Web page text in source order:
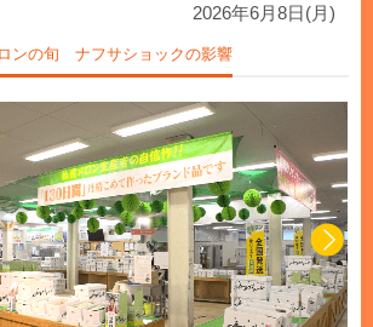
2026年6月8日(月)
ロンの旬 ナフサショックの影響